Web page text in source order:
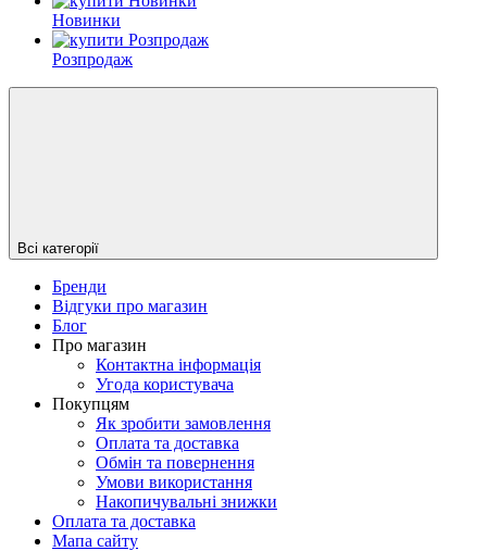
Новинки
Розпродаж
Всі категорії
Бренди
Відгуки про магазин
Блог
Про магазин
Контактна інформація
Угода користувача
Покупцям
Як зробити замовлення
Оплата та доставка
Обмін та повернення
Умови використання
Накопичувальні знижки
Оплата та доставка
Мапа сайту